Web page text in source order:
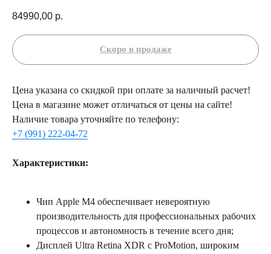
84990,00 р.
Цена указана со скидкой при оплате за наличный расчет!
Цена в магазине может отличаться от цены на сайте!
Наличие товара уточняйте по телефону:
+7 (991) 222-04-72
Характеристики:
Чип Apple M4 обеспечивает невероятную
производительность для профессиональных рабочих
процессов и автономность в течение всего дня;
Дисплей Ultra Retina XDR с ProMotion, широким